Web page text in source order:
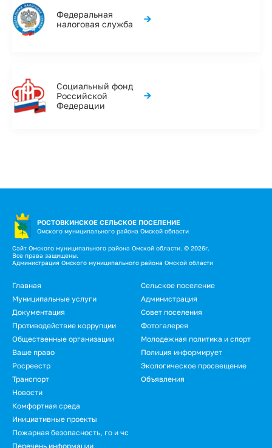
Федеральная
налоговая служба
→
Социальный фонд
Российской
Федерации
→
РОСТОВКИНСКОЕ СЕЛЬСКОЕ ПОСЕЛЕНИЕ
Омского муниципального района Омской области
Сайт Омского муниципального района Омской области. © 2026г.
Все права защищены.
Администрация Омского муниципального района Омской области
Подвал
Главная
Сельское поселение
Муниципальные услуги
Администрация
Документация
Совет поселения
Противодействие коррупции
Фотогалерея
Общественные организации
Молодежная политика и спорт
Ваше право
Полиция информирует
Росреестр
Экологическое просвещение
Транспорт
Объявления
Новости
Подвал.
Дополнительное
меню
Комфортная среда
Инициативные проекты
Пожарная безопасность, го и чс
Перечень информации